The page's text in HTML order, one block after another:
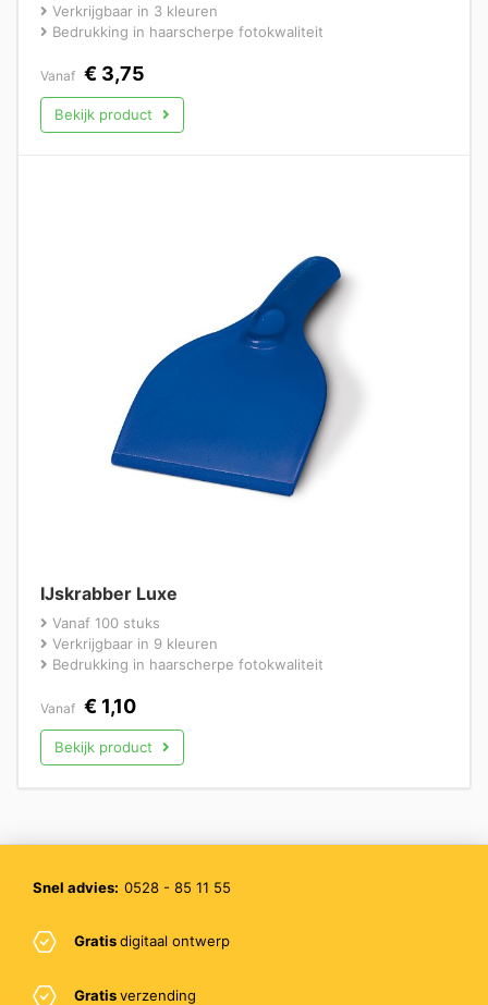
Verkrijgbaar in 3 kleuren
Bedrukking in haarscherpe fotokwaliteit
Vanaf € 3,75
Bekijk product
IJskrabber Luxe
Vanaf 100 stuks
Verkrijgbaar in 9 kleuren
Bedrukking in haarscherpe fotokwaliteit
Vanaf € 1,10
Bekijk product
Snel advies: 0528 - 85 11 55
Gratisdigitaal ontwerp
Gratisverzending